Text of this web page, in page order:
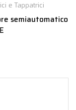
e Tappatrici
semiautomatico